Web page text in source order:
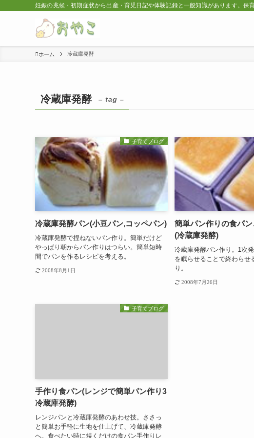
妊娠の兆候・初期症状から出産・育児日記や体験記録と一般知識があります。保
ホーム 冷蔵庫発酵
冷蔵庫発酵 – tag –
子育てブログ
冷蔵庫発酵パン(小豆パン,コッペパン)
冷蔵庫発酵で捏ねないパン作り。簡単だけど
やっぱり朝からパン作りはつらい。簡単短時
間でパンを作るレシピを考える。
2008年8月1日
簡単パン作りの食パ
(冷蔵庫発酵)
冷蔵庫発酵パン作り。1次
を眠らせることで終わらせ
り。
2008年7月26日
子育てブログ
手作り食パン(レンジで簡単パン作り3
冷蔵庫発酵)
レンジパンと冷蔵庫発酵のあわせ技。ささっ
と簡単お手軽に生地を仕上げて、冷蔵庫発酵
へ。食べたい時に焼くだけの食パン手作りレ